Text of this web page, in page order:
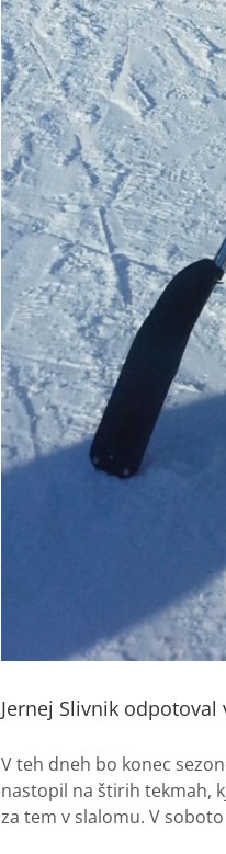
Jernej Slivnik odpotoval
V teh dneh bo konec
nastopil na štirih tekmah,
za tem v slalomu. V